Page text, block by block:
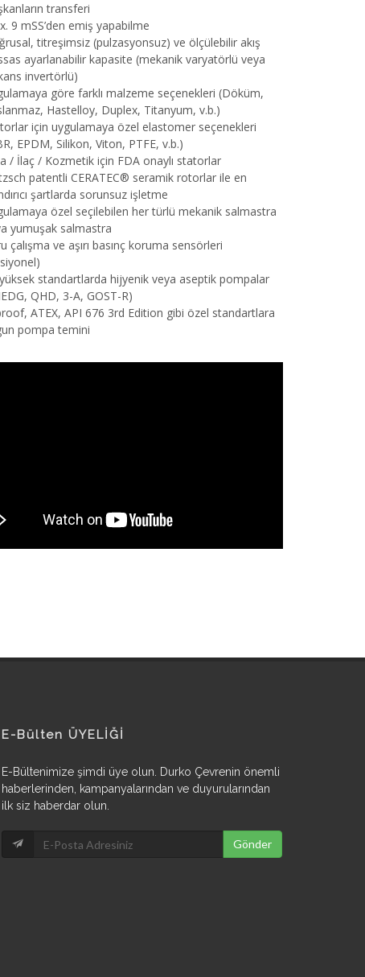
transferi
9 mSS’den emiş yapabilme
titreşimsiz (pulzasyonsuz) ve ölçülebilir akış
ayarlanabilir kapasite (mekanik varyatörlü veya
invertörlü)
göre farklı malzeme seçenekleri (Döküm,
Hastelloy, Duplex, Titanyum, v.b.)
için uygulamaya özel elastomer seçenekleri
EPDM, Silikon, Viton, PTFE, v.b.)
/ İlaç / Kozmetik için FDA onaylı statorlar
patentli CERATEC® seramik rotorlar ile en
şartlarda sorunsuz işletme
özel seçilebilen her türlü mekanik salmastra
yumuşak salmastra
çalışma ve aşırı basınç koruma sensörleri
standartlarda hijyenik veya aseptik pompalar
QHD, 3-A, GOST-R)
ATEX, API 676 3rd Edition gibi özel standartlara
pompa temini
E-Bülten ÜYELİĞİ
E-Bültenimize şimdi üye olun. Durko Çevrenin önemli
haberlerinden, kampanyalarından ve duyurularından
ilk siz haberdar olun.